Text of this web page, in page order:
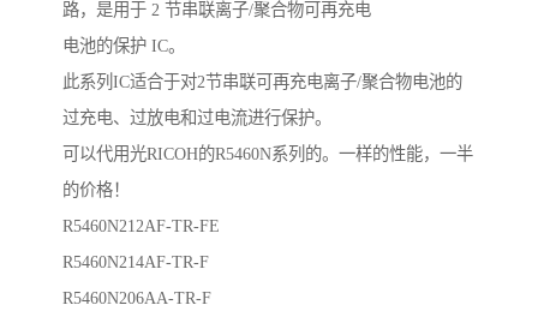
路，是用于 2 节串联离子/聚合物可再充电
电池的保护 IC。
此系列IC适合于对2节串联可再充电离子/聚合物电池的
过充电、过放电和过电流进行保护。
可以代用光RICOH的R5460N系列的。一样的性能，一半
的价格！
R5460N212AF-TR-FE
R5460N214AF-TR-F
R5460N206AA-TR-F